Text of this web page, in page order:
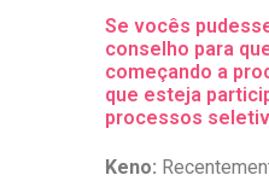
Se vocês
conselho para
começando a
que esteja
processos
Keno: